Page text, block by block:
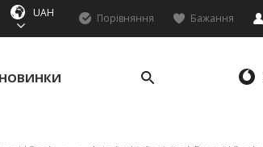
UAH Порівняння Бажання
НОВИНКИ